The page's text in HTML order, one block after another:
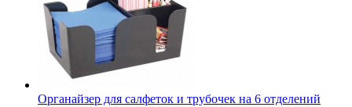
Органайзер для салфеток и трубочек на 6 отделений